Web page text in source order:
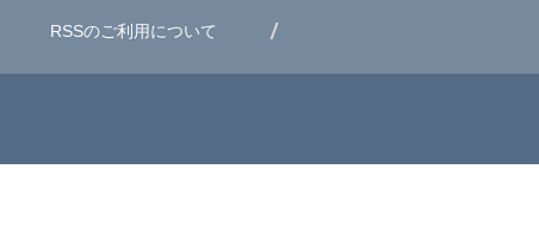
RSSのご利用について